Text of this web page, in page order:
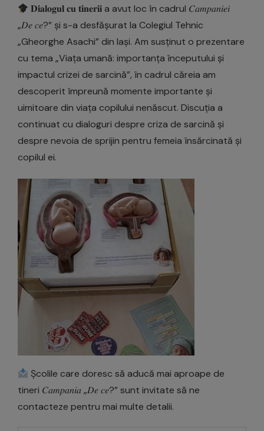
𝐃𝐢𝐚𝐥𝐨𝐠𝐮𝐥 𝐜𝐮 𝐭𝐢𝐧𝐞𝐫𝐢𝐢 a avut loc în cadrul 𝐶𝑎𝑚𝑝𝑎𝑛𝑖𝑒𝑖
„𝐷𝑒 𝑐𝑒?” și s-a desfășurat la Colegiul Tehnic
„Gheorghe Asachi” din Iași. Am susținut o prezentare
cu tema „Viața umană: importanța începutului și
impactul crizei de sarcină”, în cadrul căreia am
descoperit împreună momente importante și
uimitoare din viața copilului nenăscut. Discuția a
continuat cu dialoguri despre criza de sarcină și
despre nevoia de sprijin pentru femeia însărcinată și
copilul ei.
Școlile care doresc să aducă mai aproape de
tineri 𝐶𝑎𝑚𝑝𝑎𝑛𝑖𝑎 „𝐷𝑒 𝑐𝑒?” sunt invitate să ne
contacteze pentru mai multe detalii.